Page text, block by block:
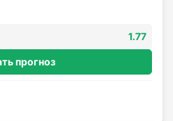
1.77
прогноз